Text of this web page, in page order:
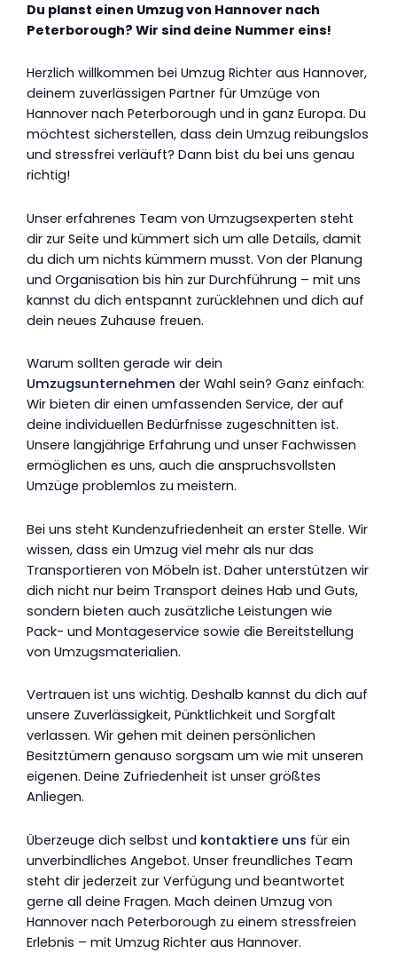
Du planst einen Umzug von Hannover nach
Peterborough? Wir sind deine Nummer eins!
Herzlich willkommen bei Umzug Richter aus Hannover,
deinem zuverlässigen Partner für Umzüge von
Hannover nach Peterborough und in ganz Europa. Du
möchtest sicherstellen, dass dein Umzug reibungslos
und stressfrei verläuft? Dann bist du bei uns genau
richtig!
Unser erfahrenes Team von Umzugsexperten steht
dir zur Seite und kümmert sich um alle Details, damit
du dich um nichts kümmern musst. Von der Planung
und Organisation bis hin zur Durchführung – mit uns
kannst du dich entspannt zurücklehnen und dich auf
dein neues Zuhause freuen.
Warum sollten gerade wir dein
Umzugsunternehmen der Wahl sein? Ganz einfach:
Wir bieten dir einen umfassenden Service, der auf
deine individuellen Bedürfnisse zugeschnitten ist.
Unsere langjährige Erfahrung und unser Fachwissen
ermöglichen es uns, auch die anspruchsvollsten
Umzüge problemlos zu meistern.
Bei uns steht Kundenzufriedenheit an erster Stelle. Wir
wissen, dass ein Umzug viel mehr als nur das
Transportieren von Möbeln ist. Daher unterstützen wir
dich nicht nur beim Transport deines Hab und Guts,
sondern bieten auch zusätzliche Leistungen wie
Pack- und Montageservice sowie die Bereitstellung
von Umzugsmaterialien.
Vertrauen ist uns wichtig. Deshalb kannst du dich auf
unsere Zuverlässigkeit, Pünktlichkeit und Sorgfalt
verlassen. Wir gehen mit deinen persönlichen
Besitztümern genauso sorgsam um wie mit unseren
eigenen. Deine Zufriedenheit ist unser größtes
Anliegen.
Überzeuge dich selbst und kontaktiere uns für ein
unverbindliches Angebot. Unser freundliches Team
steht dir jederzeit zur Verfügung und beantwortet
gerne all deine Fragen. Mach deinen Umzug von
Hannover nach Peterborough zu einem stressfreien
Erlebnis – mit Umzug Richter aus Hannover.